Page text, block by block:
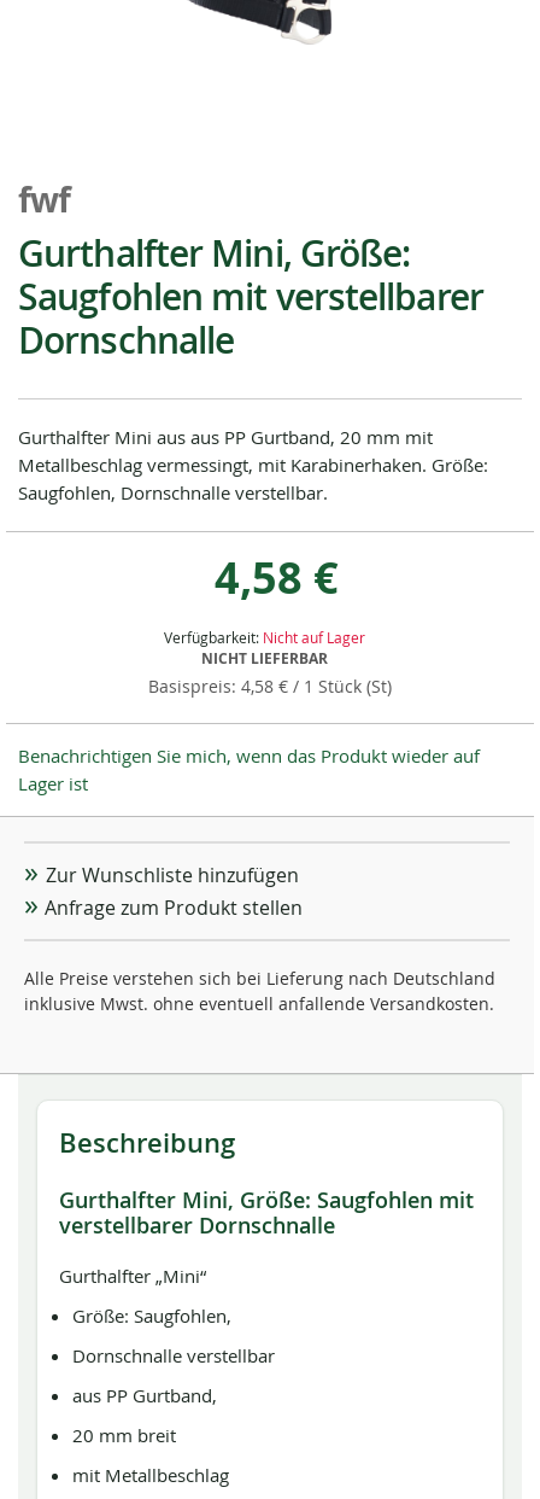
Anfang
der
Bildgalerie
springen
fwf
Gurthalfter Mini, Größe:
Saugfohlen mit verstellbarer
Dornschnalle
Gurthalfter Mini aus aus PP Gurtband, 20 mm mit
Metallbeschlag vermessingt, mit Karabinerhaken. Größe:
Saugfohlen, Dornschnalle verstellbar.
4,58 €
4,58 € / 1 Stück (St)
Verfügbarkeit: Nicht auf Lager
NICHT LIEFERBAR
Benachrichtigen Sie mich, wenn das Produkt wieder auf
Lager ist
Zur Wunschliste hinzufügen
Anfrage zum Produkt stellen
Alle Preise verstehen sich bei Lieferung nach Deutschland
inklusive Mwst. ohne eventuell anfallende Versandkosten.
Beschreibung
Gurthalfter Mini, Größe: Saugfohlen mit
verstellbarer Dornschnalle
Gurthalfter „Mini“
Größe: Saugfohlen,
Dornschnalle verstellbar
aus PP Gurtband,
20 mm breit
mit Metallbeschlag